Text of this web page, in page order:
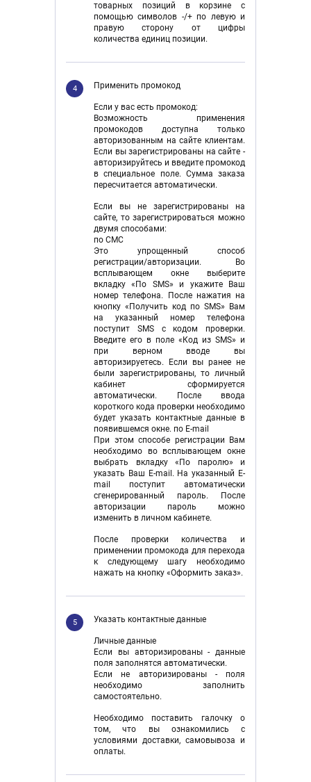
товарных позиций в корзине с
помощью символов -/+ по левую и
правую сторону от цифры
количества единиц позиции.
4 Применить промокод
Если у вас есть промокод:
Возможность применения
промокодов доступна только
авторизованным на сайте клиентам.
Если вы зарегистрированы на сайте -
авторизируйтесь и введите промокод
в специальное поле. Сумма заказа
пересчитается автоматически.
Если вы не зарегистрированы на
сайте, то зарегистрироваться можно
двумя способами:
по CMC
Это упрощенный способ
регистрации/авторизации. Во
всплывающем окне выберите
вкладку «По SMS» и укажите Ваш
номер телефона. После нажатия на
кнопку «Получить код по SMS» Вам
на указанный номер телефона
поступит SMS с кодом проверки.
Введите его в поле «Код из SMS» и
при верном вводе вы
авторизируетесь. Если вы ранее не
были зарегистрированы, то личный
кабинет сформируется
автоматически. После ввода
короткого кода проверки необходимо
будет указать контактные данные в
появившемся окне. по E-mail
При этом способе регистрации Вам
необходимо во всплывающем окне
выбрать вкладку «По паролю» и
указать Ваш E-mail. На указанный E-
mail поступит автоматически
сгенерированный пароль. После
авторизации пароль можно
изменить в личном кабинете.
После проверки количества и
применении промокода для перехода
к следующему шагу необходимо
нажать на кнопку «Оформить заказ».
5 Указать контактные данные
Личные данные
Если вы авторизированы - данные
поля заполнятся автоматически.
Если не авторизированы - поля
необходимо заполнить
самостоятельно.
Необходимо поставить галочку о
том, что вы ознакомились с
условиями доставки, самовывоза и
оплаты.